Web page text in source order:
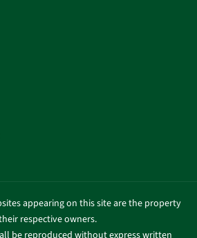
appearing on this site are the property
respective owners.
be reproduced without express written